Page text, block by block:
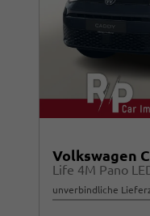
Volkswagen
Life 4M Pano
unverbindliche